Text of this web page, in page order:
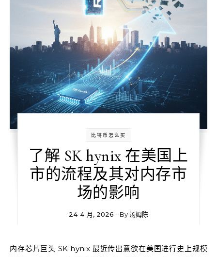
比特币怎么买
了解 SK hynix 在美国上
市的流程及其对内存市
场的影响
24 4 月, 2026 - By汤姆陈
内存芯片巨头 SK hynix 最近传出意欲在美国进行史上规模